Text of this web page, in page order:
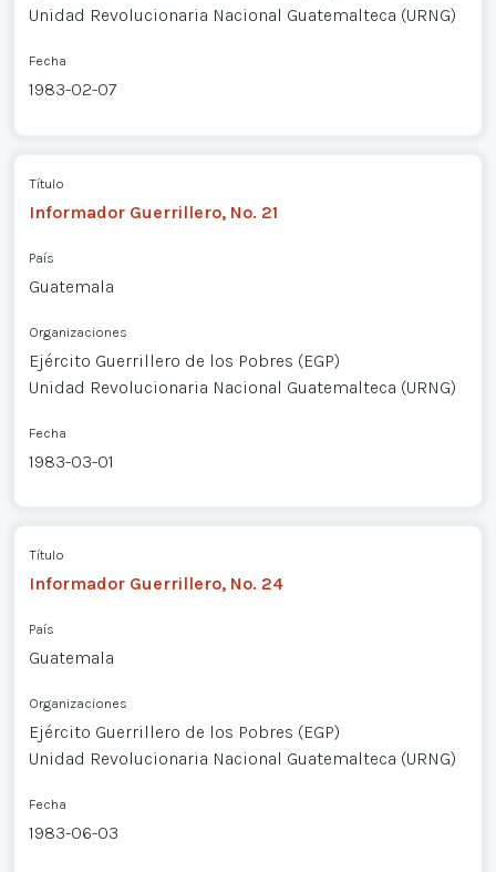
Unidad Revolucionaria Nacional Guatemalteca (URNG)
Fecha
1983-02-07
Título
Informador Guerrillero, No. 21
País
Guatemala
Organizaciones
Ejército Guerrillero de los Pobres (EGP)
Unidad Revolucionaria Nacional Guatemalteca (URNG)
Fecha
1983-03-01
Título
Informador Guerrillero, No. 24
País
Guatemala
Organizaciones
Ejército Guerrillero de los Pobres (EGP)
Unidad Revolucionaria Nacional Guatemalteca (URNG)
Fecha
1983-06-03